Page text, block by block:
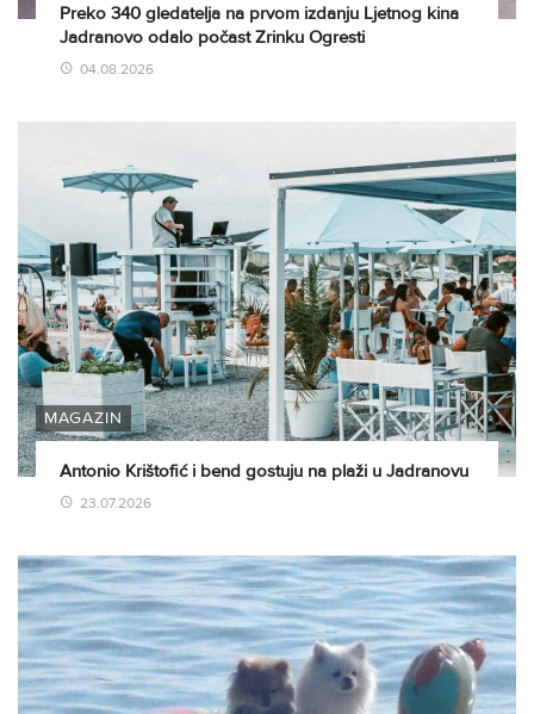
Preko 340 gledatelja na prvom izdanju Ljetnog kina
Jadranovo odalo počast Zrinku Ogresti
04.08.2026
MAGAZIN
Antonio Krištofić i bend gostuju na plaži u Jadranovu
23.07.2026